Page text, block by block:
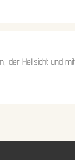
der Hellsicht und mit